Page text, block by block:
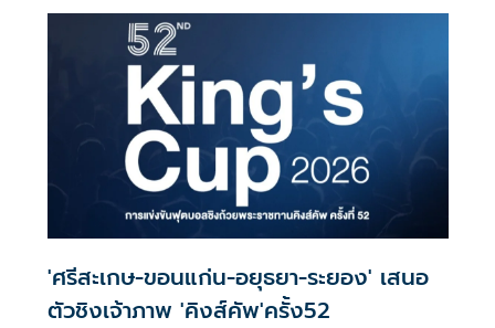
บุตรทั้ง 2 คนจนจบ ม. 6
'ศรีสะเกษ-ขอนแก่น-อยุธยา-ระยอง' เสนอ
ตัวชิงเจ้าภาพ 'คิงส์คัพ'ครั้ง52